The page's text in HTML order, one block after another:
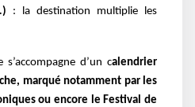
: la destination multiplie les
d’un calendrier
marqué notamment par les
ou encore le Festival de